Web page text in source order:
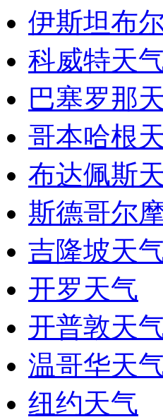
伊斯坦布
科威特天
巴塞罗那
哥本哈根
布达佩斯
斯德哥尔
吉隆坡天
开罗天气
开普敦天
温哥华天
纽约天气